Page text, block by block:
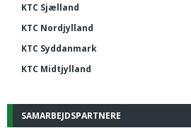
KTC Sjælland
KTC Nordjylland
KTC Syddanmark
KTC Midtjylland
SAMARBEJDSPARTNERE